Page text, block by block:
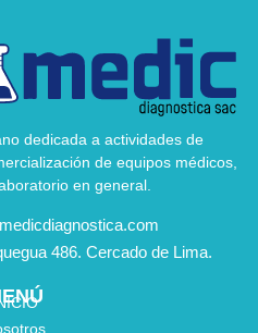
dedicada a actividades de
de equipos médicos,
en general.
486. Cercado de Lima.